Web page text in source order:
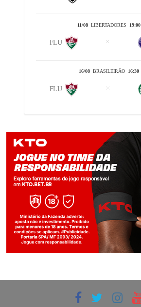
11/08LIBERTADORES 19:00
FLU
16/08BRASILEIRÃO 16:30
FLU
Jogue com responsabilidade. 18+